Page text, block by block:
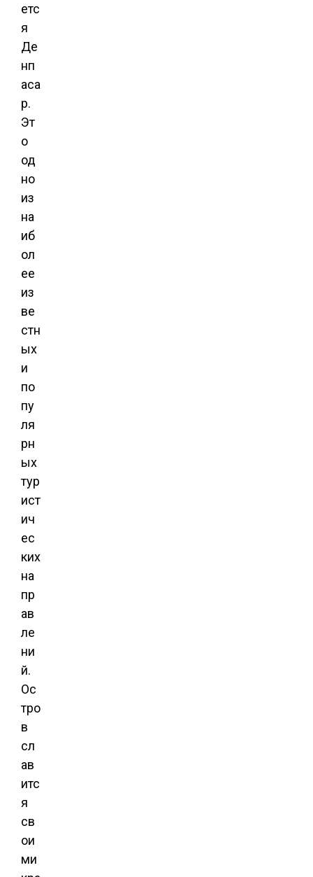
етс
я
Де
нп
аса
р.
Эт
о
од
но
из
на
иб
ол
ее
из
ве
стн
ых
и
по
пу
ля
рн
ых
тур
ист
ич
ес
ких
на
пр
ав
ле
ни
й.
Ос
тро
в
сл
ав
итс
я
св
ои
ми